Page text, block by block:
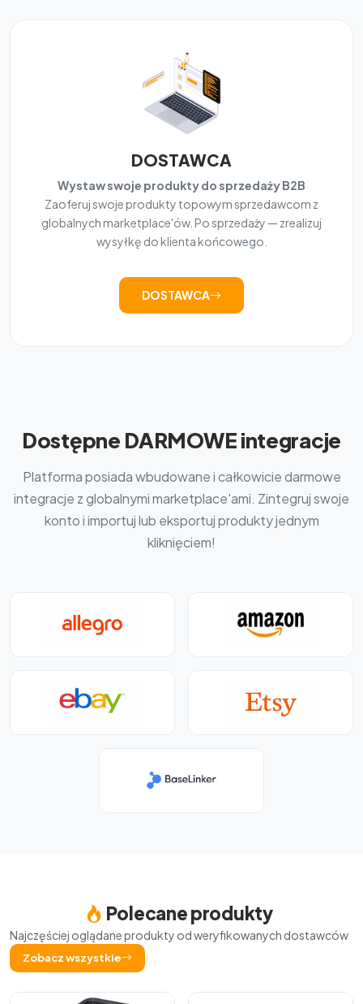
DOSTAWCA
Wystaw swoje produkty do sprzedaży B2B
Zaoferuj swoje produkty topowym sprzedawcom z
globalnych marketplace'ów. Po sprzedaży — zrealizuj
wysyłkę do klienta końcowego.
DOSTAWCA
Dostępne DARMOWE integracje
Platforma posiada wbudowane i całkowicie darmowe
integracje z globalnymi marketplace'ami. Zintegruj swoje
konto i importuj lub eksportuj produkty jednym
kliknięciem!
Polecane produkty
Najczęściej oglądane produkty od weryfikowanych dostawców
Zobacz wszystkie